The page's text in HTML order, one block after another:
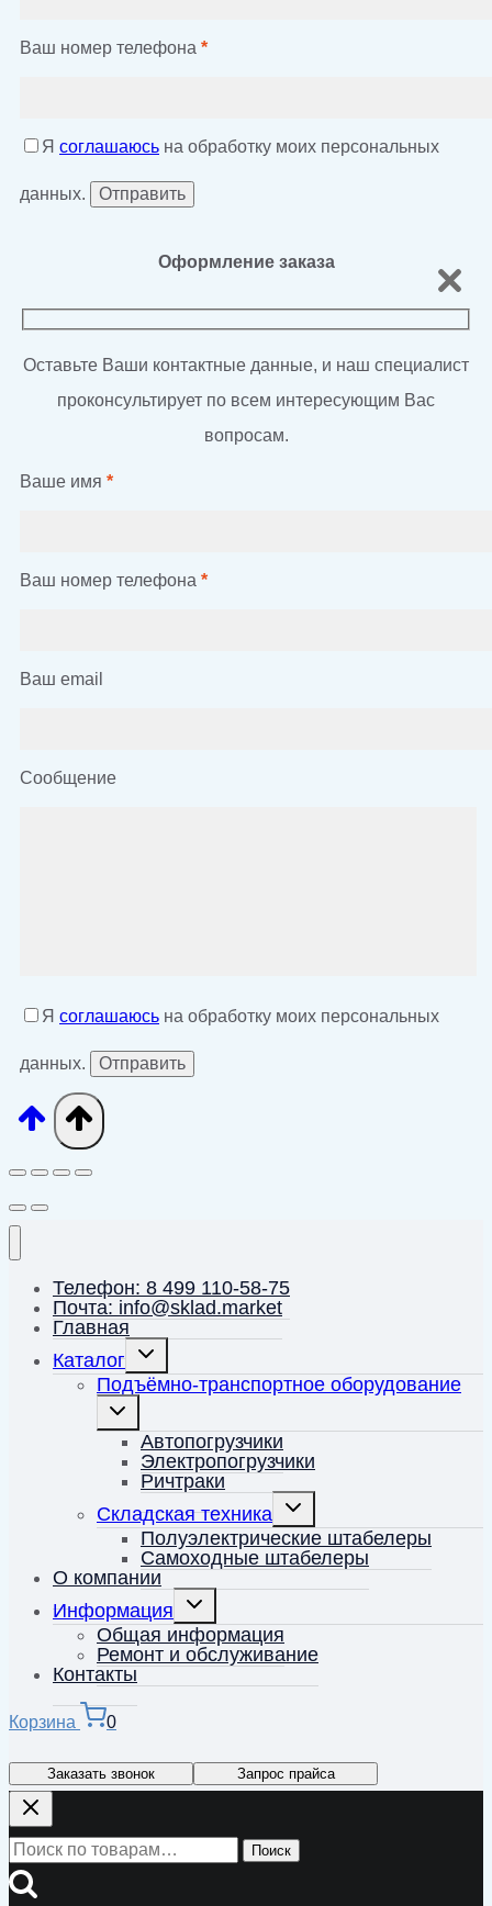
Ваш номер телефона *
Я соглашаюсь на обработку моих персональных
данных.
Оформление заказа
Оставьте Ваши контактные данные, и наш специалист
проконсультирует по всем интересующим Вас
вопросам.
Ваше имя *
Ваш номер телефона *
Ваш email
Сообщение
Я соглашаюсь на обработку моих персональных
данных.
Телефон: 8 499 110-58-75
Почта: info@sklad.market
Главная
Каталог
Переключить
меню
Подъёмно-транспортное оборудование
Переключить
меню Автопогрузчики
Электропогрузчики
Ричтраки
Складская техника
Переключить
меню
Полуэлектрические штабелеры
Самоходные штабелеры
О компании
Информация
Переключить
меню
Общая информация
Ремонт и обслуживание
Контакты
Корзина 0
Заказать звонок Запрос прайса
Искать: Поиск